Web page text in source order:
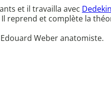
et il travailla avec
reprend et complète la
Weber anatomiste.